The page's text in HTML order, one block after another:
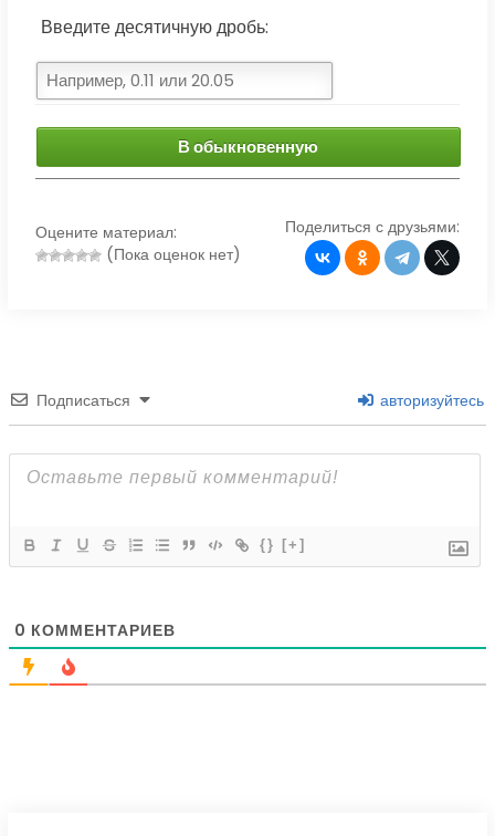
Введите десятичную дробь:
В обыкновенную
Оцените материал:
(Пока оценок нет)
Поделиться с друзьями:
Подписаться авторизуйтесь
{} [+]
0 КОММЕНТАРИЕВ